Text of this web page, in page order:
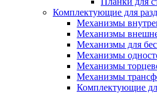
Комплектующие для
Механизмы
Механизмы
Механизмы для
Механизмы
Механизмы
Механизмы
Комплектующие